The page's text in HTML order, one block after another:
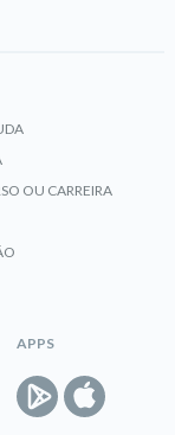
OU CARREIRA
APPS